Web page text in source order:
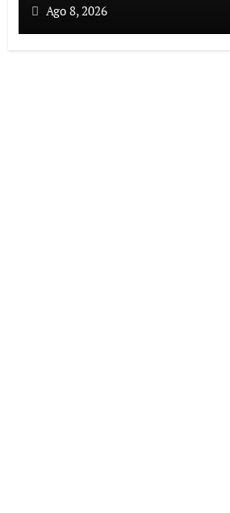
Ago 8, 2026